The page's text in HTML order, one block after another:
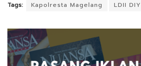
Tags: Kapolresta Magelang LDII DIY